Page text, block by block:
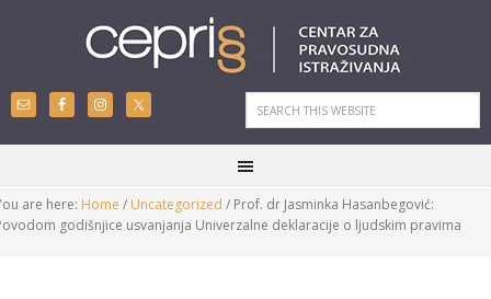
are here: Home / Uncategorized / Prof. dr Jasminka Hasanbegović:
godišnjice usvanjanja Univerzalne deklaracije o ljudskim pravima